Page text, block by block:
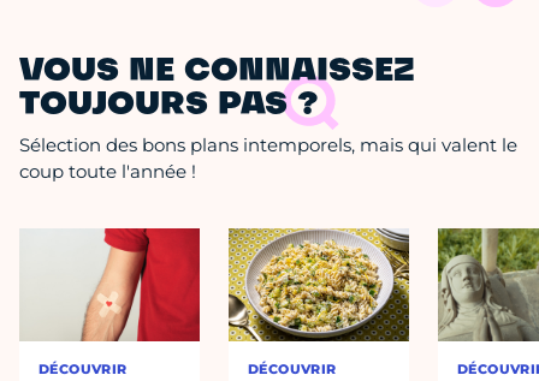
VOUS NE CONNAISSEZ
TOUJOURS PAS ?
Sélection des bons plans intemporels, mais qui valent le
coup toute l'année !
DÉCOUVRIR DÉCOUVRIR